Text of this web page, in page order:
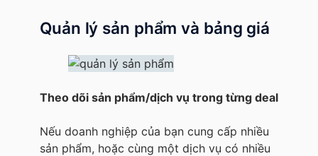
Quản lý sản phẩm và bảng giá
Theo dõi sản phẩm/dịch vụ trong từng deal
Nếu doanh nghiệp của bạn cung cấp nhiều
sản phẩm, hoặc cùng một dịch vụ có nhiều